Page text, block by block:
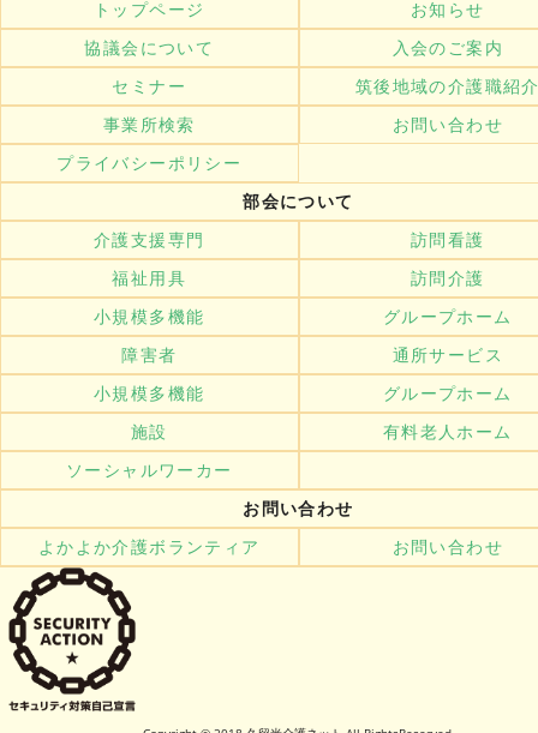
トップページ
お知らせ
協議会について
入会のご案内
セミナー
筑後地域の介護職紹
事業所検索
お問い合わせ
プライバシーポリシー
部会について
介護支援専門
訪問看護
福祉用具
訪問介護
小規模多機能
グループホーム
障害者
通所サービス
小規模多機能
グループホーム
施設
有料老人ホーム
ソーシャルワーカー
お問い合わせ
よかよか介護ボランティア
お問い合わせ